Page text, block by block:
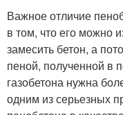
Важное отличие
в том, что его можно
замесить бетон, а
пеной, полученной в
газобетона нужна
одним из серьезных